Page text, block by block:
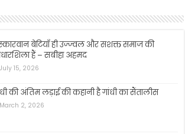
बेटियाँ ही उज्ज्वल और सशक्त समाज की
हैं – सबीहा अहमद
July 15, 2026
की अंतिम लड़ाई की कहानी है गांधी का सैंतालीस
March 2, 2026